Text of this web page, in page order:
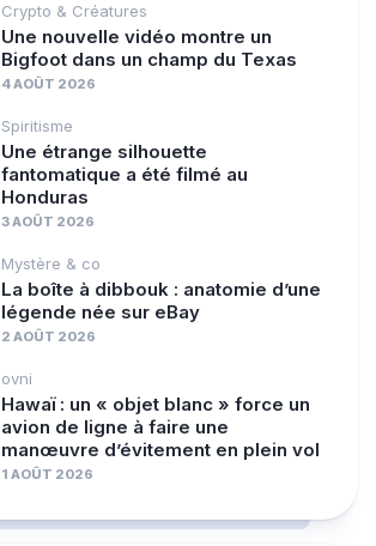
Crypto & Créatures
Une nouvelle vidéo montre un
Bigfoot dans un champ du Texas
4 AOÛT 2026
Spiritisme
Une étrange silhouette
fantomatique a été filmé au
Honduras
3 AOÛT 2026
Mystère & co
La boîte à dibbouk : anatomie d’une
légende née sur eBay
2 AOÛT 2026
ovni
Hawaï : un « objet blanc » force un
avion de ligne à faire une
manœuvre d’évitement en plein vol
1 AOÛT 2026